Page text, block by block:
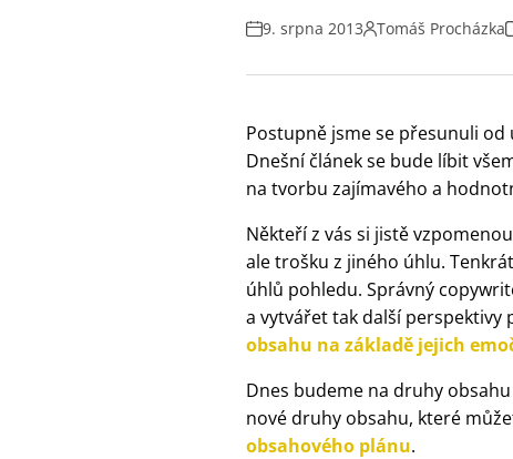
9. srpna 2013 Tomáš Procházka
Postupně jsme se přesunuli od
Dnešní článek se bude líbit
na tvorbu zajímavého a
Někteří z vás si jistě
ale trošku z jiného úhlu.
úhlů pohledu. Správný
a vytvářet tak další perspektivy
obsahu na základě jejich
Dnes budeme na druhy
nové druhy obsahu, které
obsahového plánu.